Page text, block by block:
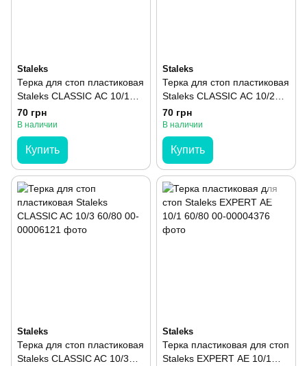
Staleks
Терка для стоп пластиковая
Staleks CLASSIC АС 10/1
100/180
70 грн
В наличии
Купить
Staleks
Терка для стоп пластиковая
Staleks CLASSIC АС 10/2
80/120
70 грн
В наличии
Купить
Staleks
Терка для стоп пластиковая
Staleks CLASSIC AC 10/3
Staleks
Терка пластиковая для стоп
Staleks EXPERT АЕ 10/1